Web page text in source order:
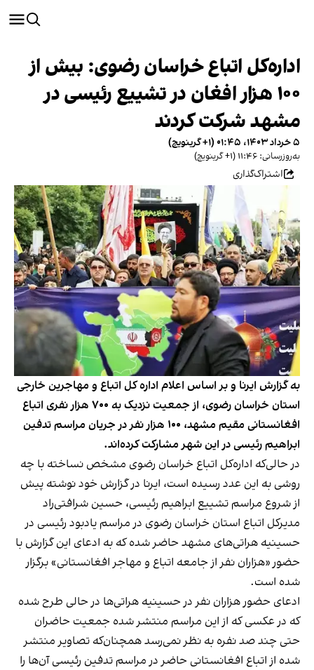
اداره‌کل اتباع خراسان رضوی: بیش از
۱۰۰ هزار افغان در تشییع رئیسی در
مشهد شرکت کردند
۵ خرداد ۱۴۰۳، ۰۱:۴۵ (‎+۱ گرینویچ)
به‌روزرسانی: ۱۱:۴۶ (‎+۱ گرینویچ)
اشتراک‌گذاری
به گزارش ایرنا و بر اساس اعلام اداره کل اتباع و مهاجرین خارجی
استان خراسان رضوی، از جمعیت نزدیک به ۷۰۰ هزار نفری اتباع
افغانستانی مقیم مشهد، ۱۰۰ هزار نفر در جریان مراسم تدفین
ابراهیم رئیسی در این شهر مشارکت کرده‌اند.
در حالی‌که اداره‌کل اتباع خراسان رضوی مشخص نساخته با چه
روشی به این عدد رسیده است، ایرنا در گزارش خود نوشته پیش
از شروع مراسم تشییع ابراهیم رئیسی، حسین شرافتی‌راد
مدیرکل اتباع استان خراسان رضوی در مراسم یادبود رئیسی در
حسینیه هراتی‌های مشهد حاضر شده که به ادعای این گزارش با
حضور «هزاران نفر از جامعه اتباع و مهاجر افغانستانی» برگزار
شده است.
ادعای حضور هزاران نفر در حسینیه هراتی‌ها در حالی طرح شده
که در عکسی که از این مراسم منتشر شده جمعیت حاضران
حتی چند صد نفره به نظر نمی‌رسد همچنان‌که تصاویر منتشر
شده از اتباع افغانستانی حاضر در مراسم تدفین رئیسی آن‌ها را